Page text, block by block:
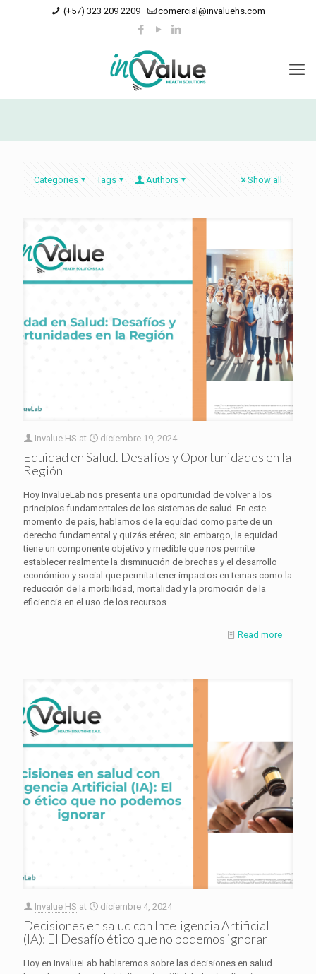
(+57) 323 209 2209 comercial@invaluehs.com
Categories Tags Authors Show all
Invalue HS at diciembre 19, 2024
Equidad en Salud. Desafíos y Oportunidades en la
Región
Hoy InvalueLab nos presenta una oportunidad de volver a los
principios fundamentales de los sistemas de salud. En este
momento de país, hablamos de la equidad como parte de un
derecho fundamental y quizás etéreo; sin embargo, la equidad
tiene un componente objetivo y medible que nos permite
establecer realmente la disminución de brechas y el desarrollo
económico y social que permita tener impactos en temas como la
reducción de la morbilidad, mortalidad y la promoción de la
eficiencia en el uso de los recursos.
Read more
Invalue HS at diciembre 4, 2024
Decisiones en salud con Inteligencia Artificial
(IA): El Desafío ético que no podemos ignorar
Hoy en InvalueLab hablaremos sobre las decisiones en salud